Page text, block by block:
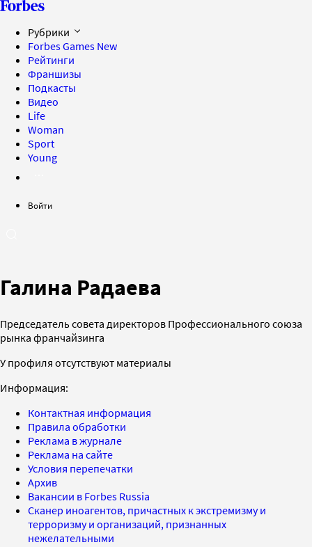
Рубрики
Forbes Games New
Рейтинги
Франшизы
Подкасты
Видео
Life
Woman
Sport
Young
Войти
Галина Радаева
Председатель совета директоров Профессионального союза
рынка франчайзинга
У профиля отсутствуют материалы
Информация:
Контактная информация
Правила обработки
Реклама в журнале
Реклама на сайте
Условия перепечатки
Архив
Вакансии в Forbes Russia
Сканер иноагентов, причастных к экстремизму и
терроризму и организаций, признанных
нежелательными